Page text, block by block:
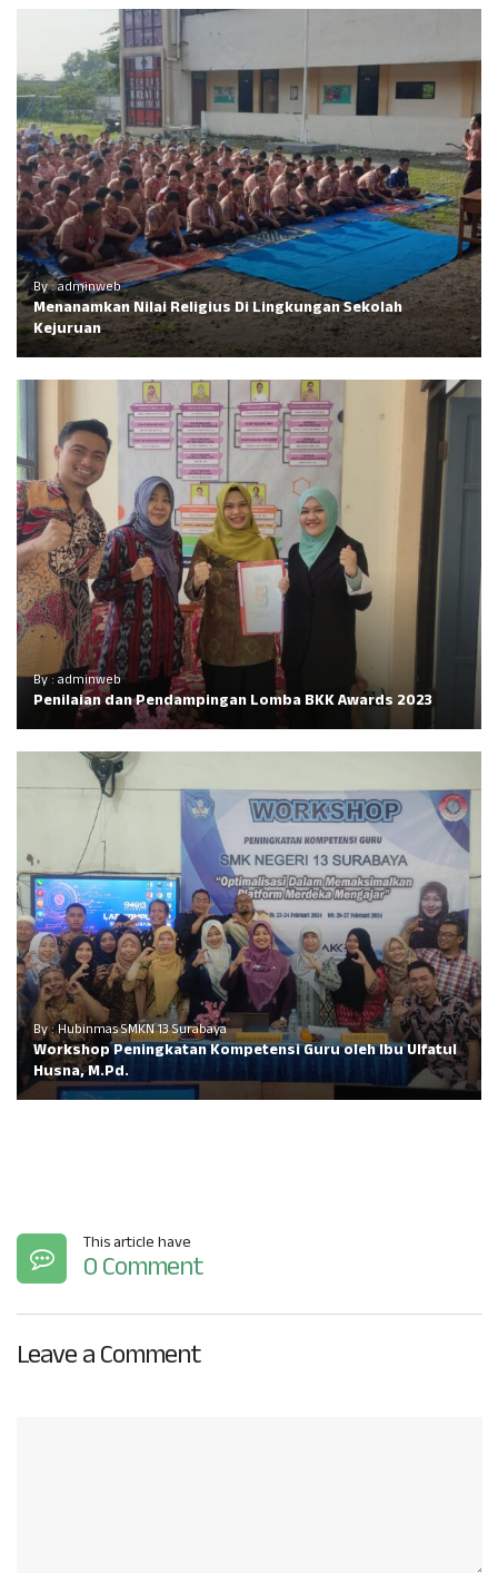
By : adminweb
Menanamkan Nilai Religius Di Lingkungan Sekolah
Kejuruan
By : adminweb
Penilaian dan Pendampingan Lomba BKK Awards 2023
By : Hubinmas SMKN 13 Surabaya
Workshop Peningkatan Kompetensi Guru oleh Ibu Ulfatul
Husna, M.Pd.
This article have
0 Comment
Leave a Comment